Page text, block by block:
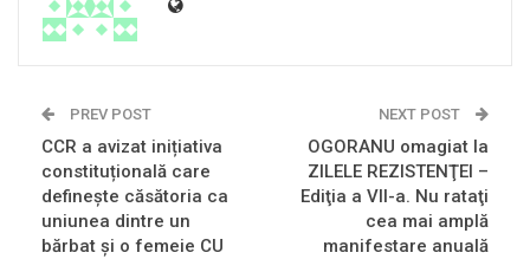
PREV POST
CCR a avizat inițiativa
constituțională care
definește căsătoria ca
uniunea dintre un
bărbat și o femeie CU
NEXT POST
OGORANU omagiat la
ZILELE REZISTENŢEI –
Ediţia a VII-a. Nu rataţi
cea mai amplă
manifestare anuală